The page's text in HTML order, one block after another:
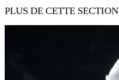
PLUS DE CETTE SECTION